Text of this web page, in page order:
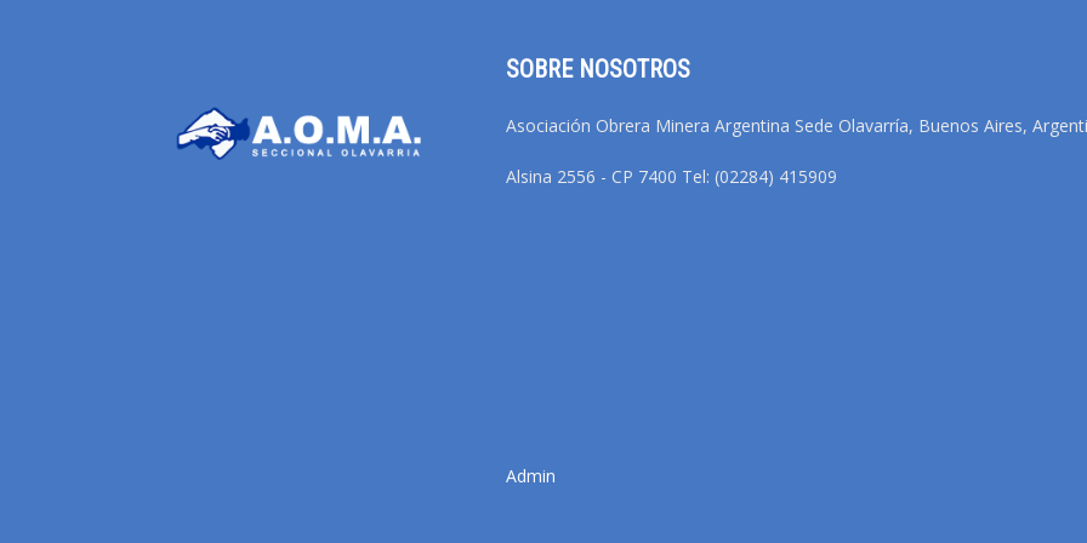
SOBRE NOSOTROS
Asociación Obrera Minera Argentina Sede Olavarría, Buenos Aires,
Alsina 2556 - CP 7400 Tel: (02284) 415909
Admin